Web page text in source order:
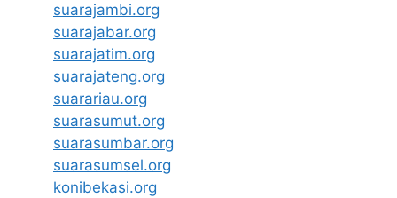
suarajambi.org
suarajabar.org
suarajatim.org
suarajateng.org
suarariau.org
suarasumut.org
suarasumbar.org
suarasumsel.org
konibekasi.org